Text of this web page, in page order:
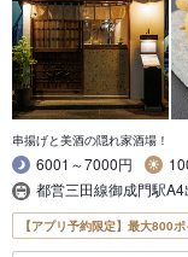
串揚げと美酒の隠れ家酒場！
6001～7000円
都営三田線御成門駅
【アプリ予約限定】最大800